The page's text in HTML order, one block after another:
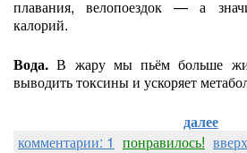
плавания, велопоездок — а
калорий.
Вода. В жарумыпьём больше
выводитьтоксиныи ускоряет
далее
комментарии: 1 понравилось!